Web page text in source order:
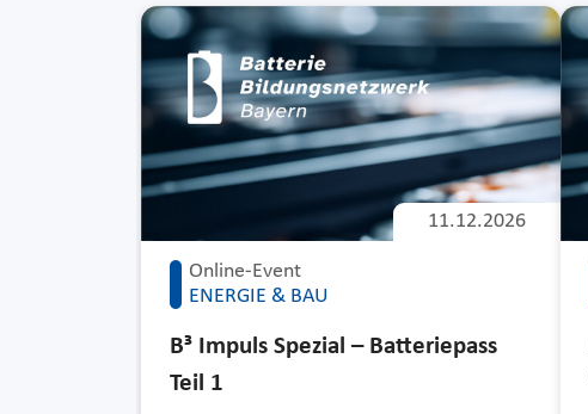
Online-Event
ENERGIE & BAU
11.12.2026
B³ Impuls Spezial – Batteriepass
Teil 1